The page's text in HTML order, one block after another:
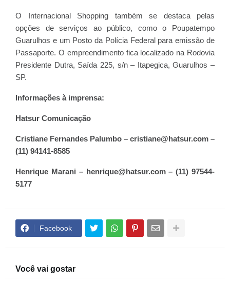
O Internacional Shopping também se destaca pelas
opções de serviços ao público, como o Poupatempo
Guarulhos e um Posto da Polícia Federal para emissão de
Passaporte. O empreendimento fica localizado na Rodovia
Presidente Dutra, Saída 225, s/n – Itapegica, Guarulhos –
SP.
Informações à imprensa:
Hatsur Comunicação
Cristiane Fernandes Palumbo – cristiane@hatsur.com –
(11) 94141-8585
Henrique Marani – henrique@hatsur.com – (11) 97544-
5177
Facebook
Você vai gostar